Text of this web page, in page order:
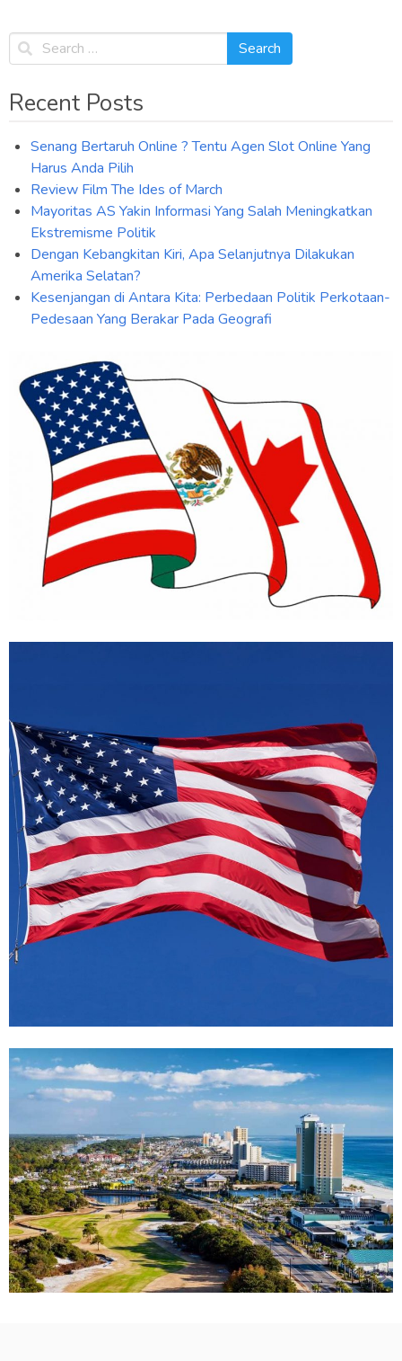
navigation
Recent Posts
Senang Bertaruh Online ? Tentu Agen Slot Online Yang
Harus Anda Pilih
Review Film The Ides of March
Mayoritas AS Yakin Informasi Yang Salah Meningkatkan
Ekstremisme Politik
Dengan Kebangkitan Kiri, Apa Selanjutnya Dilakukan
Amerika Selatan?
Kesenjangan di Antara Kita: Perbedaan Politik Perkotaan-
Pedesaan Yang Berakar Pada Geografi